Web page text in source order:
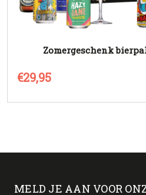
Zomergeschenk
€29,95
MELD JE AAN VOOR